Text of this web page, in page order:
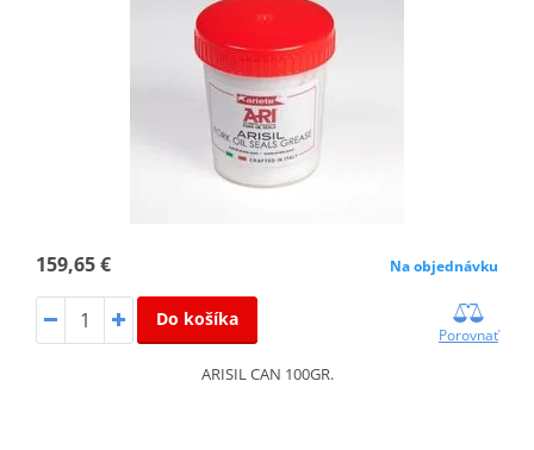
159,65 € Na objednávku
Do košíka
Porovnať
ARISIL CAN 100GR.